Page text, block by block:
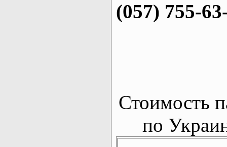
(057) 755-
Стоимость
по